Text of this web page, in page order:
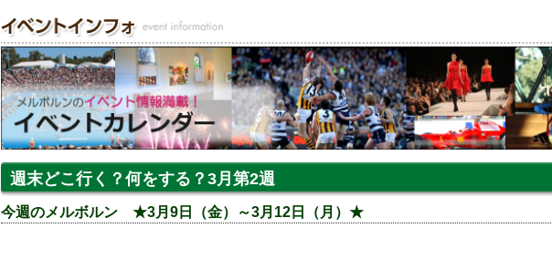
週末どこ行く？何をする？3月第2週
今週のメルボルン ★3月9日（金）～3月12日（月）★